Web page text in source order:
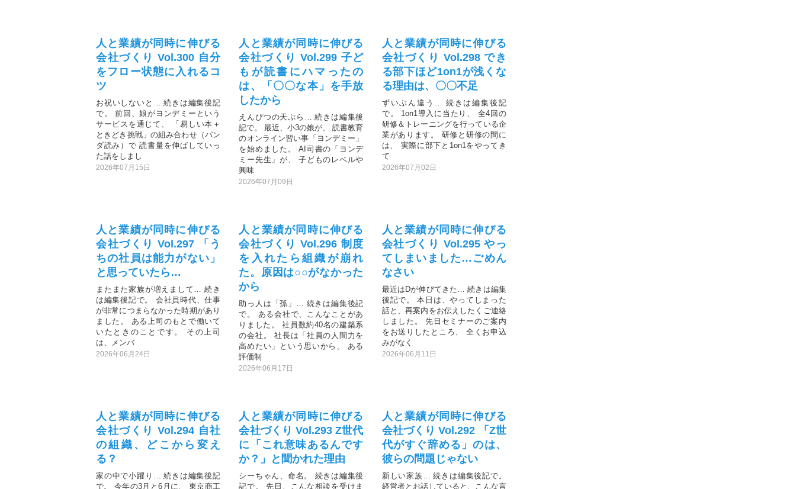
人と業績が同時に伸びる
会社づくり Vol.300 自分
をフロー状態に入れるコ
ツ
お祝いしないと… 続きは編集後記
で。 前回、娘がヨンデミーという
サービスを通じて、 「易しい本＋
ときどき挑戦」の組み合わせ（パン
ダ読み）で 読書量を伸ばしていっ
た話をしまし
2026年07月15日
人と業績が同時に伸びる
会社づくり Vol.299 子ど
もが読書にハマったの
は、「〇〇な本」を手放
したから
えんぴつの天ぷら… 続きは編集後
記で。 最近、小3の娘が、 読書教育
のオンライン習い事「ヨンデミー」
を始めました。 AI司書の「ヨンデ
ミー先生」が、 子どものレベルや
興味
2026年07月09日
人と業績が同時に伸びる
会社づくり Vol.298 でき
る部下ほど1on1が浅くな
る理由は、〇〇不足
ずいぶん違う… 続きは編集後記
で。 1on1導入に当たり、 全4回の
研修＆トレーニングを行っている企
業があります。 研修と研修の間に
は、 実際に部下と1on1をやってき
て
2026年07月02日
人と業績が同時に伸びる
会社づくり Vol.297 「う
ちの社員は能力がない」
と思っていたら…
またまた家族が増えまして… 続き
は編集後記で。 会社員時代、仕事
が非常につまらなかった時期があり
ました。 ある上司のもとで働いて
いたときのことです。 その上司
は、メンバ
2026年06月24日
人と業績が同時に伸びる
会社づくり Vol.296 制度
を入れたら組織が崩れ
た。原因は○○がなかった
から
助っ人は「孫」… 続きは編集後記
で。 ある会社で、こんなことがあ
りました。 社員数約40名の建築系
の会社。 社長は「社員の人間力を
高めたい」という思いから、 ある
評価制
2026年06月17日
人と業績が同時に伸びる
会社づくり Vol.295 やっ
てしまいました…ごめん
なさい
最近はDが伸びてきた… 続きは編集
後記で。 本日は、やってしまった
話と、再案内をお伝えしたくご連絡
しました。 先日セミナーのご案内
をお送りしたところ、 全くお申込
みがなく
2026年06月11日
人と業績が同時に伸びる
会社づくり Vol.294 自社
の組織、どこから変え
る？
家の中で小躍り… 続きは編集後記
で。 今年の3月と6月に、 東京商工
人と業績が同時に伸びる
会社づくり Vol.293 Z世代
に「これ意味あるんです
か？」と聞かれた理由
シーちゃん、命名。 続きは編集後
記で。 先日、こんな相談を受けま
人と業績が同時に伸びる
会社づくり Vol.292 「Z世
代がすぐ辞める」のは、
彼らの問題じゃない
新しい家族… 続きは編集後記で。
経営者とお話していると、こんな言